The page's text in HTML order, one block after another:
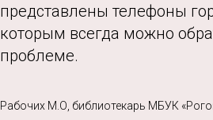
представлены телефоны
которым всегда можно
проблеме.
Рабочих М.О, библиотекарь МБУК